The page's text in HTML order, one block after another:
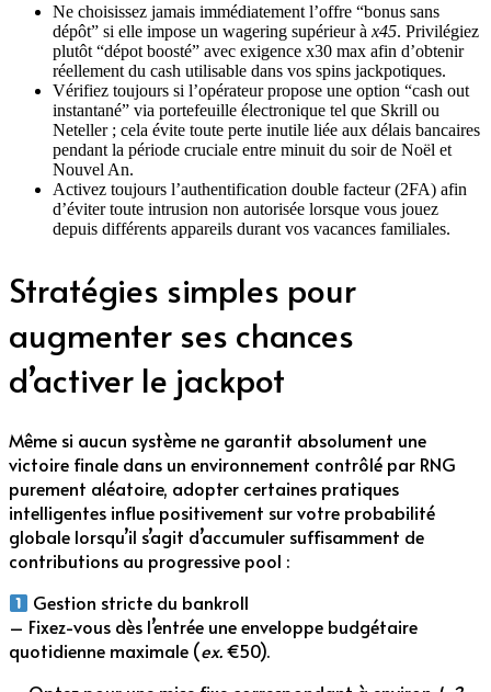
Ne choisissez jamais immédiatement l’offre “bonus sans
dépôt” si elle impose un wagering supérieur à x45. Privilégiez
plutôt “dépot boosté” avec exigence x30 max afin d’obtenir
réellement du cash utilisable dans vos spins jackpotiques.
Vérifiez toujours si l’opérateur propose une option “cash out
instantané” via portefeuille électronique tel que Skrill ou
Neteller ; cela évite toute perte inutile liée aux délais bancaires
pendant la période cruciale entre minuit du soir de Noël et
Nouvel An.
Activez toujours l’authentification double facteur (2FA) afin
d’éviter toute intrusion non autorisée lorsque vous jouez
depuis différents appareils durant vos vacances familiales.
Stratégies simples pour
augmenter ses chances
d’activer le jackpot
Même si aucun système ne garantit absolument une
victoire finale dans un environnement contrôlé par RNG
purement aléatoire, adopter certaines pratiques
intelligentes influe positivement sur votre probabilité
globale lorsqu’il s’agit d’accumuler suffisamment de
contributions au progressive pool :
Gestion stricte du bankroll
– Fixez-vous dès l’entrée une enveloppe budgétaire
quotidienne maximale (ex.€50).